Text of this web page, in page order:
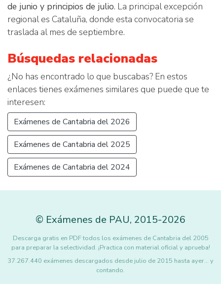
de junio y principios de julio. La principal excepción
regional es Cataluña, donde esta convocatoria se
traslada al mes de septiembre.
Búsquedas relacionadas
¿No has encontrado lo que buscabas? En estos
enlaces tienes exámenes similares que puede que te
interesen:
Exámenes de Cantabria del 2026
Exámenes de Cantabria del 2025
Exámenes de Cantabria del 2024
© Exámenes de PAU, 2015-2026
Descarga gratis en PDF todos los exámenes de Cantabria del 2005
para preparar la selectividad. ¡Practica con material oficial y aprueba!
37.267.440 exámenes descargados desde julio de 2015 hasta ayer... y
contando.